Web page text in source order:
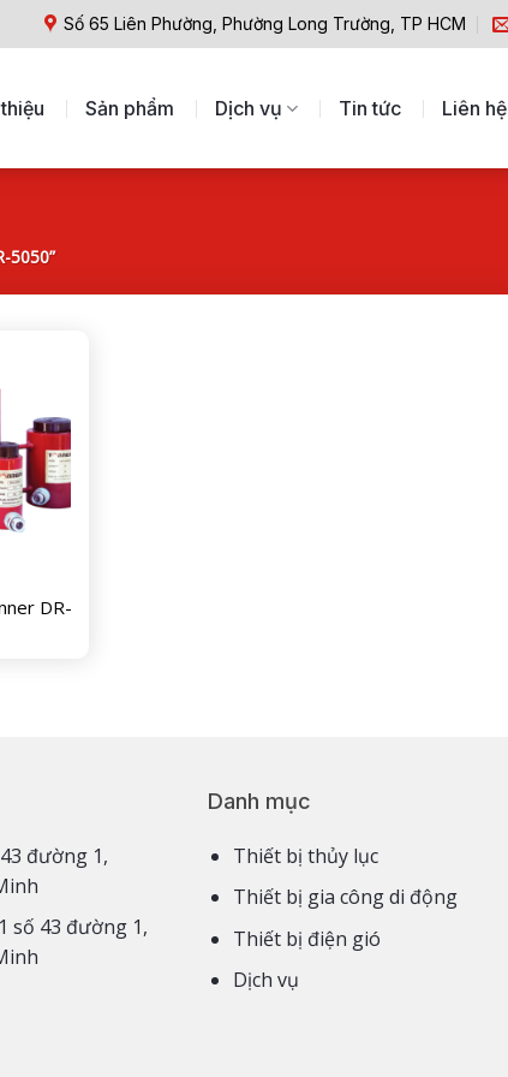
Số 65 Liên Phường, Phường Long Trường, TP HCM
Sản phẩm Dịch vụ Tin tức Liên hệ
5050”
DR-
43 đường 1,
số 43 đường 1,
Danh mục
Thiết bị thủy lục
Thiết bị gia công di động
Thiết bị điện gió
Dịch vụ